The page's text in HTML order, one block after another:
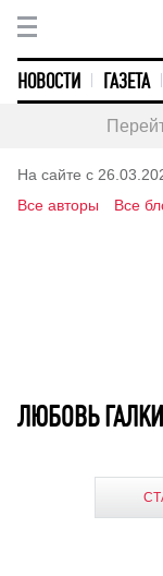
НОВОСТИ ГАЗЕТА
На сайте с
Все авторы
Все
ЛЮБОВЬ